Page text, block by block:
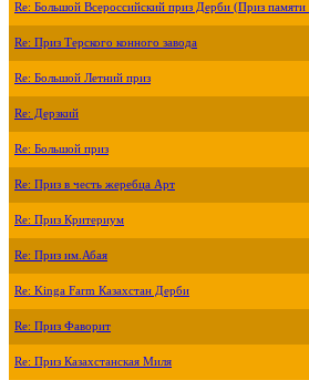
Re: Большой Всероссийский приз Дерби (Приз
Re: Приз Терского конного завода
Re: Большой Летний приз
Re: Дерзкий
Re: Большой приз
Re: Приз в честь жеребца Арт
Re: Приз Критериум
Re: Приз им.Абая
Re: Kinga Farm Казахстан Дерби
Re: Приз Фаворит
Re: Приз Казахстанская Миля